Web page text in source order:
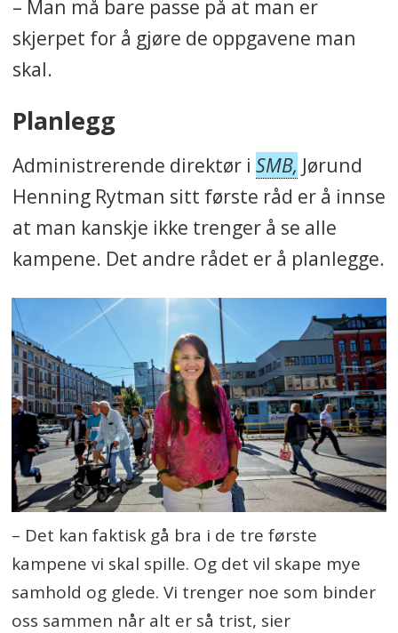
– Man må bare passe på at man er
skjerpet for å gjøre de oppgavene man
skal.
Planlegg
Administrerende direktør i SMB, Jørund
Henning Rytman sitt første råd er å innse
at man kanskje ikke trenger å se alle
kampene. Det andre rådet er å planlegge.
– Det kan faktisk gå bra i de tre første
kampene vi skal spille. Og det vil skape mye
samhold og glede. Vi trenger noe som binder
oss sammen når alt er så trist, sier